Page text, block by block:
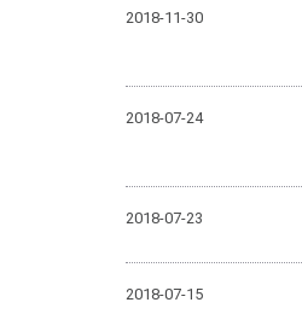
2018-11-30
2018-07-24
2018-07-23
2018-07-15